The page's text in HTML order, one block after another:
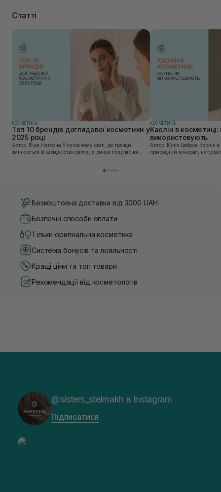
Статті
КОСМЕТИКА
Топ 10 брендів доглядової косметики у
2025 році
Автор: Віка Нагорна У сучасному світі, де тренди
змінюються зі швидкістю світла, а ринок популярної
КОСМЕТИКА
Каолін в
використовують
Автор: Юлія Цебрик Каолін в косметології – це
природний мінерал,
Безкоштовна доставка від 3000 UAH
Безпечні способи оплати
Тільки оригінальна косметика
Система бонусів та лояльності
Кращі ціни та топ товари
Рекомендації від косметологів
@sisters_stelmakh в Instagram
Підписатися